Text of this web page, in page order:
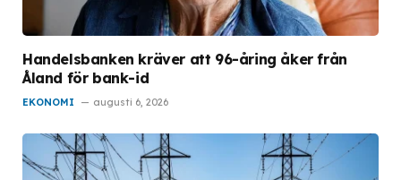
Handelsbanken kräver att 96-åring åker från
Åland för bank-id
EKONOMI augusti 6, 2026